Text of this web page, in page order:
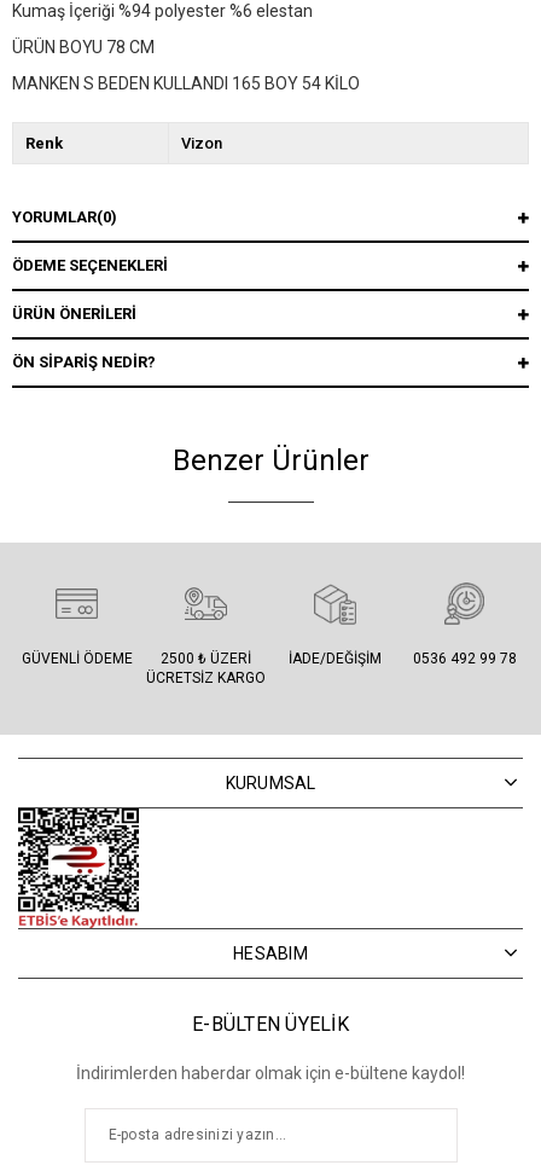
Kumaş İçeriği %94 polyester %6 elestan
ÜRÜN BOYU 78 CM
MANKEN S BEDEN KULLANDI 165 BOY 54 KİLO
Renk Vizon
YORUMLAR(0)
ÖDEME SEÇENEKLERI
ÜRÜN ÖNERILERI
ÖN SIPARIŞ NEDIR?
Benzer Ürünler
GÜVENLI ÖDEME
2500 ₺ ÜZERI
ÜCRETSIZ KARGO
İADE/DEĞIŞIM 0536 492 99 78
KURUMSAL
HESABIM
E-BÜLTEN ÜYELİK
İndirimlerden haberdar olmak için e-bültene kaydol!